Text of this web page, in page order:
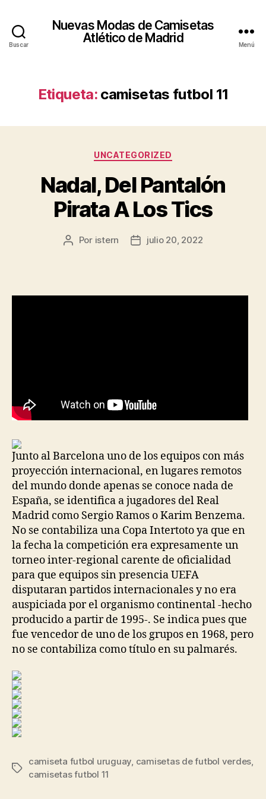
Buscar
Nuevas Modas de Camisetas
Atlético de Madrid
Menú
Etiqueta: camisetas futbol 11
Categorías
UNCATEGORIZED
Nadal, Del Pantalón
Pirata A Los Tics
Autor
Por istern
Fechajulio 20, 2022
Junto al Barcelona uno de los equipos con más
proyección internacional, en lugares remotos
del mundo donde apenas se conoce nada de
España, se identifica a jugadores del Real
Madrid como Sergio Ramos o Karim Benzema.
No se contabiliza una Copa Intertoto ya que en
la fecha la competición era expresamente un
torneo inter-regional carente de oficialidad
para que equipos sin presencia UEFA
disputaran partidos internacionales y no era
auspiciada por el organismo continental -hecho
producido a partir de 1995-. Se indica pues que
fue vencedor de uno de los grupos en 1968, pero
no se contabiliza como título en su palmarés.
Etiquetas
camiseta futbol uruguay camisetas de futbol verdes
camisetas futbol 11